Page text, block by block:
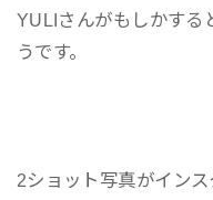
YULIさんがもしかする
うです。
2ショット写真がイン